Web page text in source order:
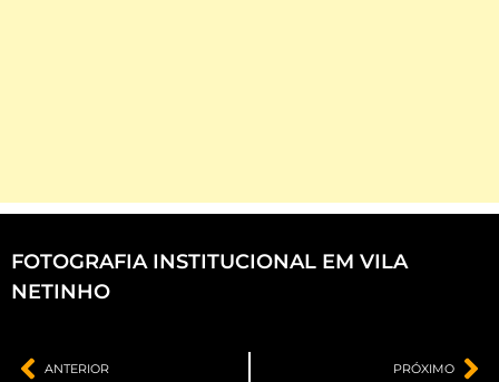
FOTOGRAFIA INSTITUCIONAL EM VILA
NETINHO
ANTERIOR PRÓXIMO